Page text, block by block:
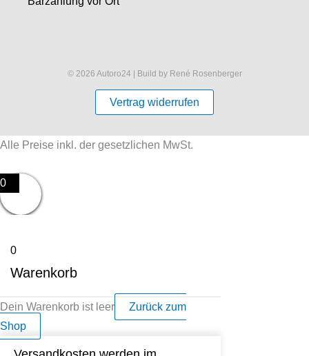
© 2026 Autoro24 | Build by René Rosenberger
Vertrag widerrufen
Alle Preise inkl. der gesetzlichen MwSt.
0
0
Warenkorb
Dein Warenkorb ist leer
Zurück zum
Shop